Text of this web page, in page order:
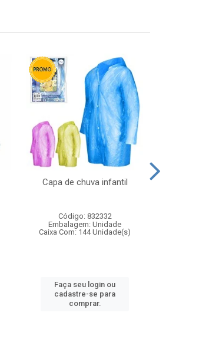
Capa de chuva infantil
Código: 832332
Embalagem: Unidade
Caixa Com: 144 Unidade(s)
Faça seu login ou
cadastre-se para
comprar.